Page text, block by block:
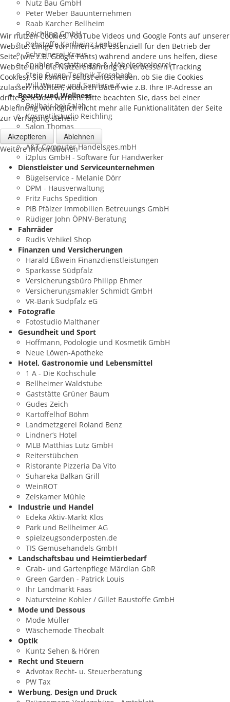
Nutz Bau GmbH
Peter Weber Bauunternehmen
Raab Karcher Bellheim
Reichling GmbH
Rohstoffe Karlheinz Lenhart
Schreinerei Kraus
Spuhler Bestattungen & Möbelschreinerei
Stein Fugen Technik Trossbach
Will Wärme und Sanitär e.K.
Beauty und Wellness
Bellhair bei Salah
Kosmetikstudio Reichling
Salon Thomas
Computer und Internet
A&T Computer Handelsges.mbH
i2plus GmbH - Software für Handwerker
Dienstleister und Serviceunternehmen
Bügelservice - Melanie Dörr
DPM - Hausverwaltung
Fritz Fuchs Spedition
PIB Pfälzer Immobilien Betreuungs GmbH
Rüdiger John ÖPNV-Beratung
Fahrräder
Rudis Vehikel Shop
Finanzen und Versicherungen
Harald Eßwein Finanzdienstleistungen
Sparkasse Südpfalz
Versicherungsbüro Philipp Ehmer
Versicherungsmakler Schmidt GmbH
VR-Bank Südpfalz eG
Fotografie
Fotostudio Malthaner
Gesundheit und Sport
Hoffmann, Podologie und Kosmetik GmbH
Neue Löwen-Apotheke
Hotel, Gastronomie und Lebensmittel
1 A - Die Kochschule
Bellheimer Waldstube
Gaststätte Grüner Baum
Gudes Zeich
Kartoffelhof Böhm
Landmetzgerei Roland Benz
Lindner‘s Hotel
MLB Matthias Lutz GmbH
Reiterstübchen
Ristorante Pizzeria Da Vito
Suhareka Balkan Grill
WeinROT
Zeiskamer Mühle
Industrie und Handel
Edeka Aktiv-Markt Klos
Park und Bellheimer AG
spielzeugsonderposten.de
TIS Gemüsehandels GmbH
Landschaftsbau und Heimtierbedarf
Grab- und Gartenpflege Märdian GbR
Green Garden - Patrick Louis
Ihr Landmarkt Faas
Natursteine Kohler / Gillet Baustoffe GmbH
Mode und Dessous
Mode Müller
Wäschemode Theobalt
Optik
Kuntz Sehen & Hören
Recht und Steuern
Advotax Recht- u. Steuerberatung
PW Tax
Werbung, Design und Druck
Wir nutzen Cookies, YouTube Videos und Google Fonts auf unserer
Website. Einige von ihnen sind essenziell für den Betrieb der
Seite, (wie z.B. Google Fonts) während andere uns helfen, diese
Website und die Nutzererfahrung zu verbessern (Tracking
Cookies). Sie können selbst entscheiden, ob Sie die Cookies
zulassen möchten, wodurch Daten wie z.B. Ihre IP-Adresse an
dritte gesendet werden. Bitte beachten Sie, dass bei einer
Ablehnung womöglich nicht mehr alle Funktionalitäten der Seite
zur Verfügung stehen.
Akzeptieren Ablehnen
Weitere Informationen